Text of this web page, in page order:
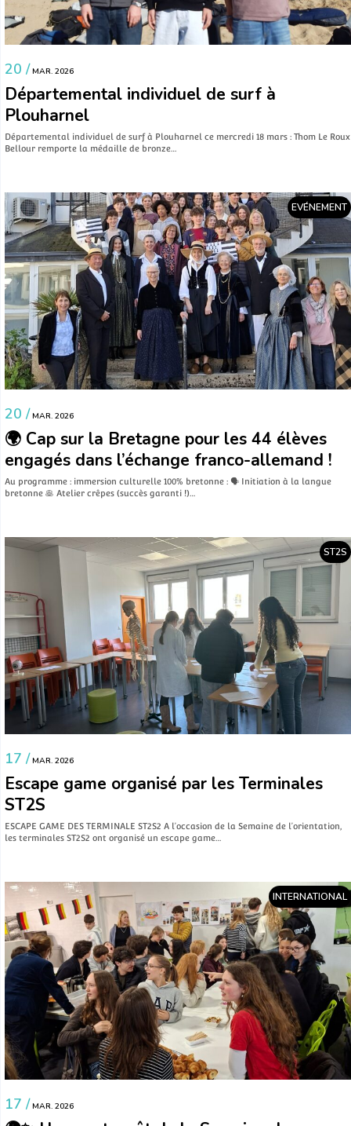
20 / MAR. 2026
Départemental individuel de surf à
Plouharnel
Départemental individuel de surf à Plouharnel ce mercredi 18 mars : Thom Le Roux
Bellour remporte la médaille de bronze…
EVÉNEMENT
20 / MAR. 2026
🌍 Cap sur la Bretagne pour les 44 élèves
engagés dans l’échange franco-allemand !
Au programme : immersion culturelle 100% bretonne : 🗣️ Initiation à la langue
bretonne 🥞 Atelier crêpes (succès garanti !)…
ST2S
17 / MAR. 2026
Escape game organisé par les Terminales
ST2S
ESCAPE GAME DES TERMINALE ST2S2 A l’occasion de la Semaine de l’orientation,
les terminales ST2S2 ont organisé un escape game…
INTERNATIONAL
17 / MAR. 2026